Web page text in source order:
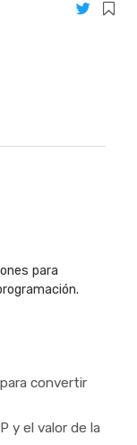
para
convertir
y el valor de la